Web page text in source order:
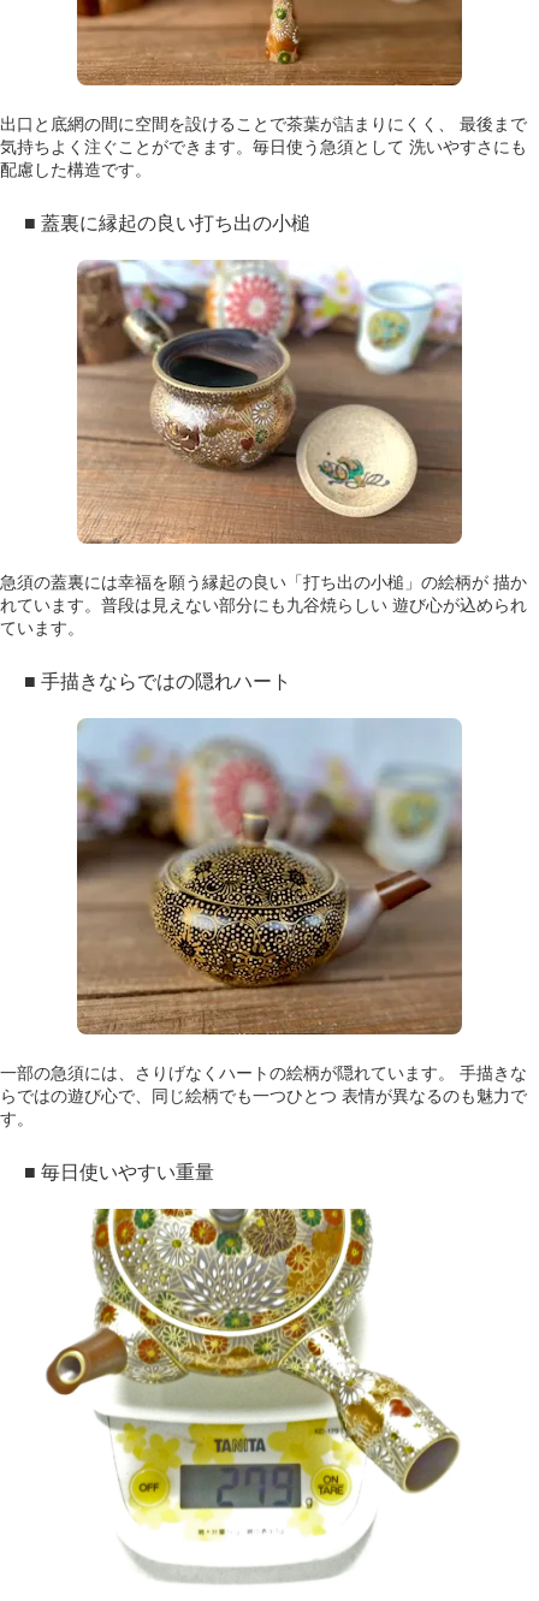
出口と底網の間に空間を設けることで茶葉が詰まりにくく、 最後まで
気持ちよく注ぐことができます。毎日使う急須として 洗いやすさにも
配慮した構造です。
■ 蓋裏に縁起の良い打ち出の小槌
急須の蓋裏には幸福を願う縁起の良い「打ち出の小槌」の絵柄が 描か
れています。普段は見えない部分にも九谷焼らしい 遊び心が込められ
ています。
■ 手描きならではの隠れハート
一部の急須には、さりげなくハートの絵柄が隠れています。 手描きな
らではの遊び心で、同じ絵柄でも一つひとつ 表情が異なるのも魅力で
す。
■ 毎日使いやすい重量